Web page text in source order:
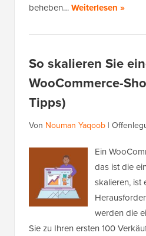
beheben…Weiterlesen »
So skalieren Sie
WooCommerce-
Tipps)
Von Nouman Yaqoob |
Ein
das ist die
skalieren, ist
werden die
Sie zu Ihren ersten 100